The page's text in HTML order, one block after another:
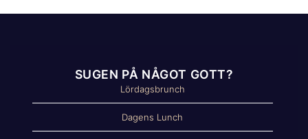
SUGEN PÅ NÅGOT GOTT?
Lördagsbrunch
Dagens Lunch